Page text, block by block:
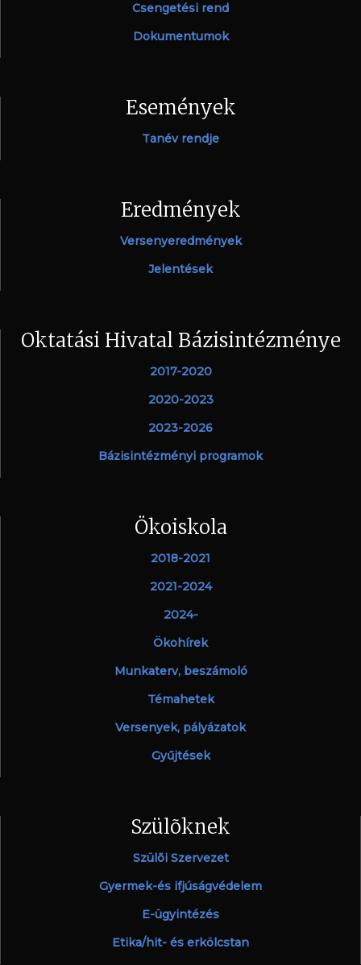
Csengetési rend
Dokumentumok
Események
Tanév rendje
Eredmények
Versenyeredmények
Jelentések
Oktatási Hivatal Bázisintézménye
2017-2020
2020-2023
2023-2026
Bázisintézményi programok
Ökoiskola
2018-2021
2021-2024
2024-
Ökohírek
Munkaterv, beszámoló
Témahetek
Versenyek, pályázatok
Gyűjtések
Szülõknek
Szülõi Szervezet
Gyermek-és ifjúságvédelem
E-ügyintézés
Etika/hit- és erkölcstan